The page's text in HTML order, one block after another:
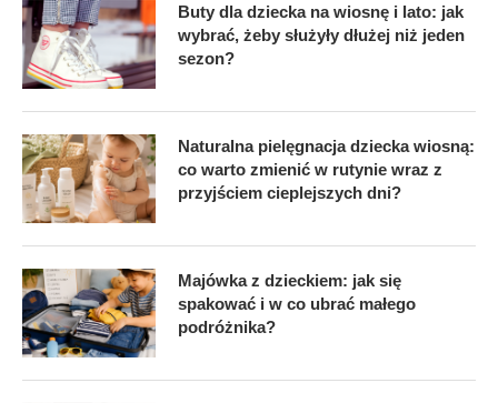
Buty dla dziecka na wiosnę i lato: jak
wybrać, żeby służyły dłużej niż jeden
sezon?
Naturalna pielęgnacja dziecka wiosną:
co warto zmienić w rutynie wraz z
przyjściem cieplejszych dni?
Majówka z dzieckiem: jak się
spakować i w co ubrać małego
podróżnika?